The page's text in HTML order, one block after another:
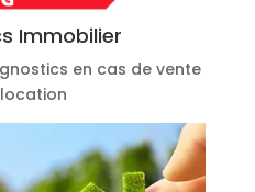
Immobilier
en cas de vente